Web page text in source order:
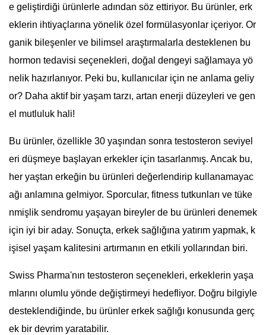
e geliştirdiği ürünlerle adından söz ettiriyor. Bu ürünler, erk
eklerin ihtiyaçlarına yönelik özel formülasyonlar içeriyor. Or
ganik bileşenler ve bilimsel araştırmalarla desteklenen bu
hormon tedavisi seçenekleri, doğal dengeyi sağlamaya yö
nelik hazırlanıyor. Peki bu, kullanıcılar için ne anlama geliy
or? Daha aktif bir yaşam tarzı, artan enerji düzeyleri ve gen
el mutluluk hali!
Bu ürünler, özellikle 30 yaşından sonra testosteron seviyel
eri düşmeye başlayan erkekler için tasarlanmış. Ancak bu,
her yaştan erkeğin bu ürünleri değerlendirip kullanamayac
ağı anlamına gelmiyor. Sporcular, fitness tutkunları ve tüke
nmişlik sendromu yaşayan bireyler de bu ürünleri denemek
için iyi bir aday. Sonuçta, erkek sağlığına yatırım yapmak, k
işisel yaşam kalitesini artırmanın en etkili yollarından biri.
Swiss Pharma'nın testosteron seçenekleri, erkeklerin yaşa
mlarını olumlu yönde değiştirmeyi hedefliyor. Doğru bilgiyle
desteklendiğinde, bu ürünler erkek sağlığı konusunda gerç
ek bir devrim yaratabilir.